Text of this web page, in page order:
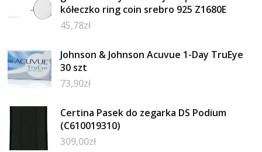
kółeczko ring coin srebro 925 Z1680E
45,78zł
Johnson & Johnson Acuvue 1-Day TruEye
30 szt
73,90zł
Certina Pasek do zegarka DS Podium
(C610019310)
309,00zł